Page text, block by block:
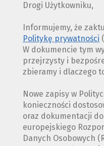
Drogi Użytkowniku,
Informujemy, że
Politykę prywatności
W dokumencie tym
przejrzysty i
zbieramy i dlaczego
Nowe zapisy w
konieczności
oraz dokumentacji
europejskiego
Danych Osobowych